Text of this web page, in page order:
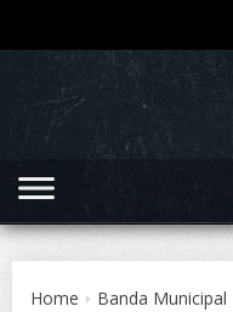
Home Banda Municipal